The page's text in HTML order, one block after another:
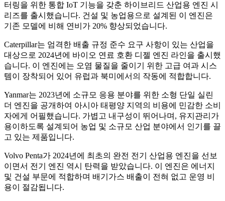
터링을 위한 통합 IoT 기능을 갖춘 하이브리드 산업용 엔진 시
리즈를 출시했습니다. 건설 및 농업용으로 설계된 이 엔진은
기존 모델에 비해 연비가 20% 향상되었습니다.
Caterpillar는 엄격한 배출 규정 준수 요구 사항이 있는 산업을
대상으로 2024년에 바이오 연료 호환 디젤 엔진 라인을 출시했
습니다. 이 엔진에는 오염 물질을 줄이기 위한 고급 여과 시스
템이 장착되어 있어 유럽과 북미에서의 작동에 적합합니다.
Yanmar는 2023년에 소규모 응용 분야를 위한 소형 단일 실린
더 엔진을 공개하여 아시아 태평양 지역의 비용에 민감한 소비
자에게 어필했습니다. 가볍고 내구성이 뛰어나며, 유지관리가
용이하도록 설계되어 농업 및 소규모 산업 분야에서 인기를 끌
고 있는 제품입니다.
Volvo Penta가 2024년에 최초의 완전 전기 산업용 엔진을 선보
이면서 전기 엔진 역시 탄력을 받았습니다. 이 엔진은 에너지
및 건설 부문에 적합하며 배기가스 배출이 전혀 없고 운영 비
용이 절감됩니다.